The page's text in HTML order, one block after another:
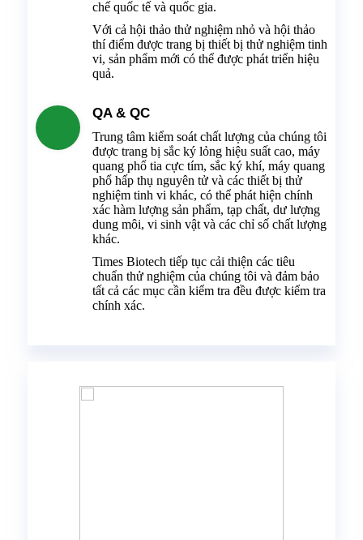
chế quốc tế và quốc gia.
Với cả hội thảo thử nghiệm nhỏ và hội thảo
thí điểm được trang bị thiết bị thử nghiệm tinh
vi, sản phẩm mới có thể được phát triển hiệu
quả.
QA & QC
Trung tâm kiểm soát chất lượng của chúng tôi
được trang bị sắc ký lỏng hiệu suất cao, máy
quang phổ tia cực tím, sắc ký khí, máy quang
phổ hấp thụ nguyên tử và các thiết bị thử
nghiệm tinh vi khác, có thể phát hiện chính
xác hàm lượng sản phẩm, tạp chất, dư lượng
dung môi, vi sinh vật và các chỉ số chất lượng
khác.
Times Biotech tiếp tục cải thiện các tiêu
chuẩn thử nghiệm của chúng tôi và đảm bảo
tất cả các mục cần kiểm tra đều được kiểm tra
chính xác.